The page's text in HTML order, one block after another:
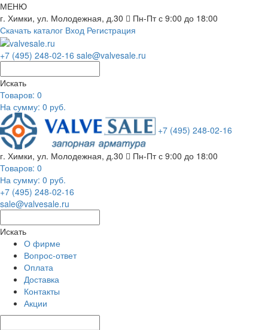
МЕНЮ
г. Химки, ул. Молодежная, д.30
Пн-Пт с 9:00 до 18:00
Скачать каталог Вход Регистрация
+7 (495) 248-02-16 sale@valvesale.ru
Искать
Товаров: 0
На сумму: 0 руб.
+7 (495) 248-02-16
г. Химки, ул. Молодежная, д.30
Пн-Пт с 9:00 до 18:00
Товаров: 0
На сумму: 0 руб.
+7 (495) 248-02-16
sale@valvesale.ru
Искать
О фирме
Вопрос-ответ
Оплата
Доставка
Контакты
Акции